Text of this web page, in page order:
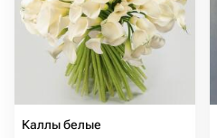
Каллы белые